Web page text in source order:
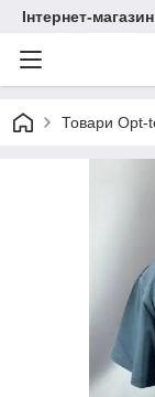
Інтернет-
Товари Opt-